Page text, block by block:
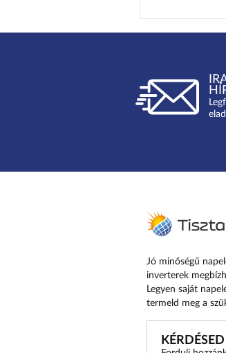
Jó minőségű
inverterek
Legyen saját
termeld meg a